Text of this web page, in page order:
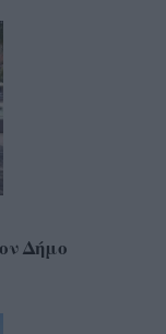
Δήμο